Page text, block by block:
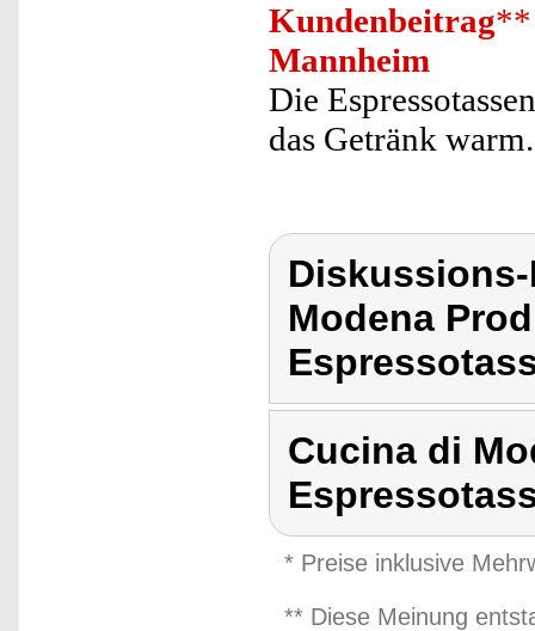
Kundenbeitrag**
Mannheim
Die
das Getränk warm.
Modena
Cucina di
* Preise inklusive
** Diese Meinung